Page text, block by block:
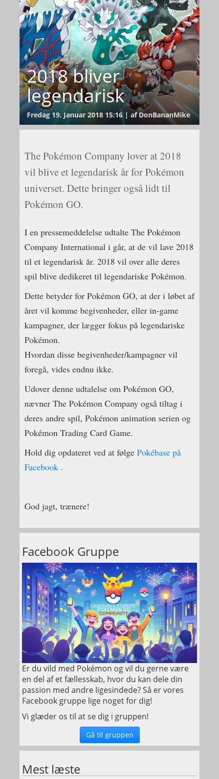
2018 bliver
legendarisk
Fredag 19. Januar 2018 15:16 | af DonBananMike
The Pokémon Company lover at 2018
vil blive et legendarisk år for Pokémon
universet. Dette bringer også lidt til
Pokémon GO.
I en pressemeddelelse udtalte The Pokémon
Company International i går, at de vil lave 2018
til et legendarisk år. 2018 vil over alle deres
spil blive dedikeret til legendariske Pokémon.
Dette betyder for Pokémon GO, at der i løbet af
året vil komme begivenheder, eller in-game
kampagner, der lægger fokus på legendariske
Pokémon.
Hvordan disse begivenheder/kampagner vil
foregå, vides endnu ikke.
Udover denne udtalelse om Pokémon GO,
nævner The Pokémon Company også tiltag i
deres andre spil, Pokémon animation serien og
Pokémon Trading Card Game.
Hold dig opdateret ved at følge Pokébase på
Facebook .
God jagt, trænere!
Facebook Gruppe
Er du vild med Pokémon og vil du gerne være
en del af et fællesskab, hvor du kan dele din
passion med andre ligesindede? Så er vores
Facebook gruppe lige noget for dig!
Vi glæder os til at se dig i gruppen!
Gå til gruppen
Mest læste